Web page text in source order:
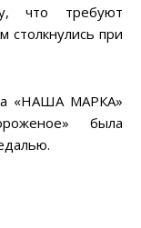
что требуют
столкнулись при
«НАША МАРКА»
была